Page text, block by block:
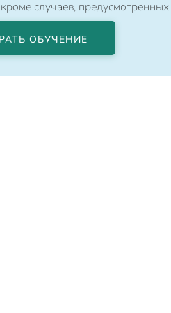
случаев,
ОБУЧЕНИЕ